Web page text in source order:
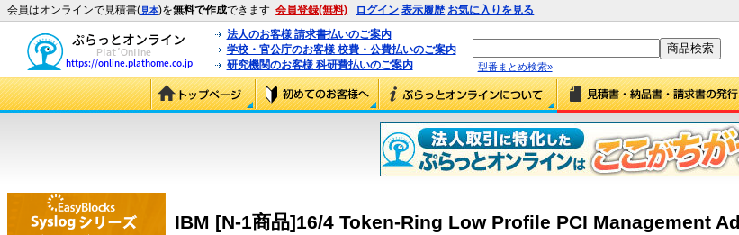
会員はオンラインで見積書(見本)を無料で作成できます 会員登録(無料) ログイン 表示履歴 お気に入りを見る
法人のお客様 請求書払いのご案内
学校・官公庁のお客様 校費・公費払いのご案内
研究機関のお客様 科研費払いのご案内
型番まとめ検索»
IBM [N-1商品]16/4 Token-Ring Low Profile PCI Management